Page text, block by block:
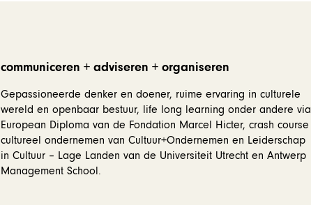
communiceren + adviseren + organiseren
Gepassioneerde denker en doener, ruime ervaring in culturele
wereld en openbaar bestuur, life long learning onder andere via
European Diploma van de Fondation Marcel Hicter, crash course
cultureel ondernemen van Cultuur+Ondernemen en Leiderschap
in Cultuur – Lage Landen van de Universiteit Utrecht en Antwerp
Management School.